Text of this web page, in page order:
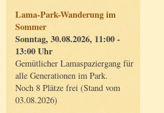
Lama-Park-Wanderung im
Sommer
Sonntag, 30.08.2026, 11:00 -
13:00 Uhr
Gemütlicher Lamaspaziergang für
alle Generationen im Park.
Noch 8 Plätze frei (Stand vom
03.08.2026)